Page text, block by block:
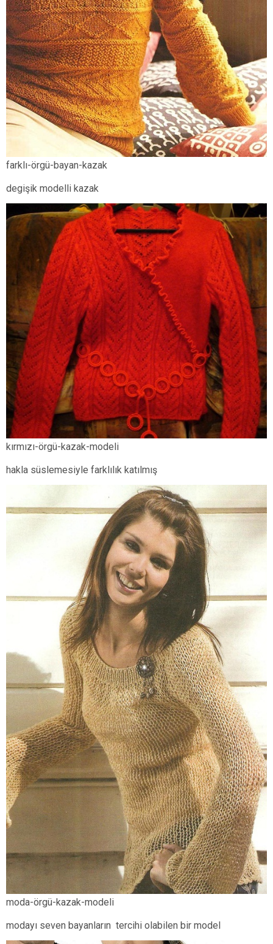
farklı-örgü-bayan-kazak
degişik modelli kazak
kırmızı-örgü-kazak-modeli
hakla süslemesiyle farklılık katılmış
moda-örgü-kazak-modeli
modayı seven bayanların tercihi olabilen bir model